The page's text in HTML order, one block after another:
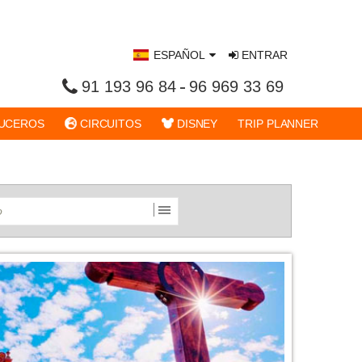
ESPAÑOL
91 193 96 84 96 969 33 69
ENTRAR
CIRCUITOS DISNEY TRIP PLANNER